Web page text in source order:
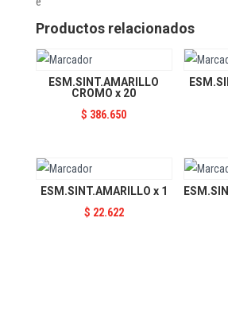
cantidad
Productos relacionados
ESM.SINT.AMARILLO
CROMO x 20
$ 386.650
ESM.SINT.AMARILLO x 1
$ 22.622